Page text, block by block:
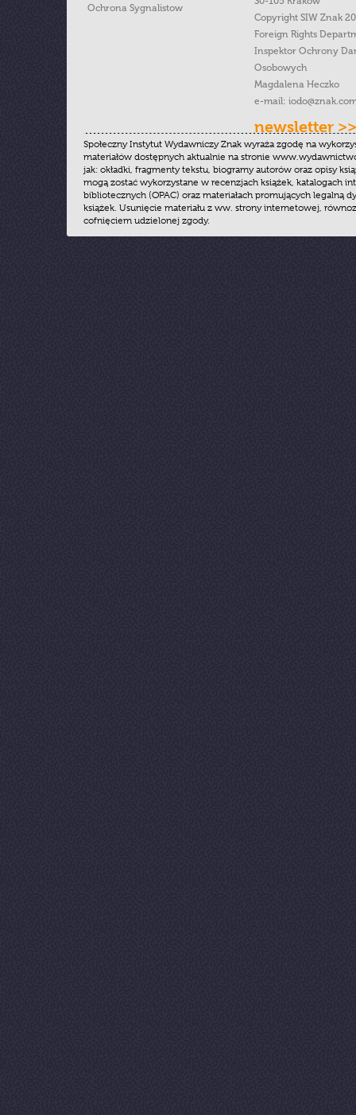
Ochrona Sygnalistow
Copyright SIW Znak
Foreign Rights
Inspektor Ochrony
Osobowych
Magdalena Heczko
e-mail:
newsletter >>
Społeczny Instytut Wydawniczy Znak wyraża zgodę na
materiałów dostępnych aktualnie na stronie
jak: okładki, fragmenty tekstu, biogramy autorów oraz opisy
mogą zostać wykorzystane w recenzjach książek, katalogach
bibliotecznych (OPAC) oraz materiałach promujących legalną
książek. Usunięcie materiału z ww. strony internetowej,
cofnięciem udzielonej zgody.